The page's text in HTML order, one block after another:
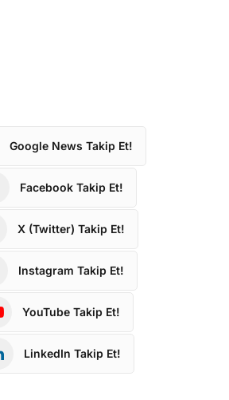
Google News Takip Et!
Facebook Takip Et!
X (Twitter) Takip Et!
Instagram Takip Et!
YouTube Takip Et!
LinkedIn Takip Et!